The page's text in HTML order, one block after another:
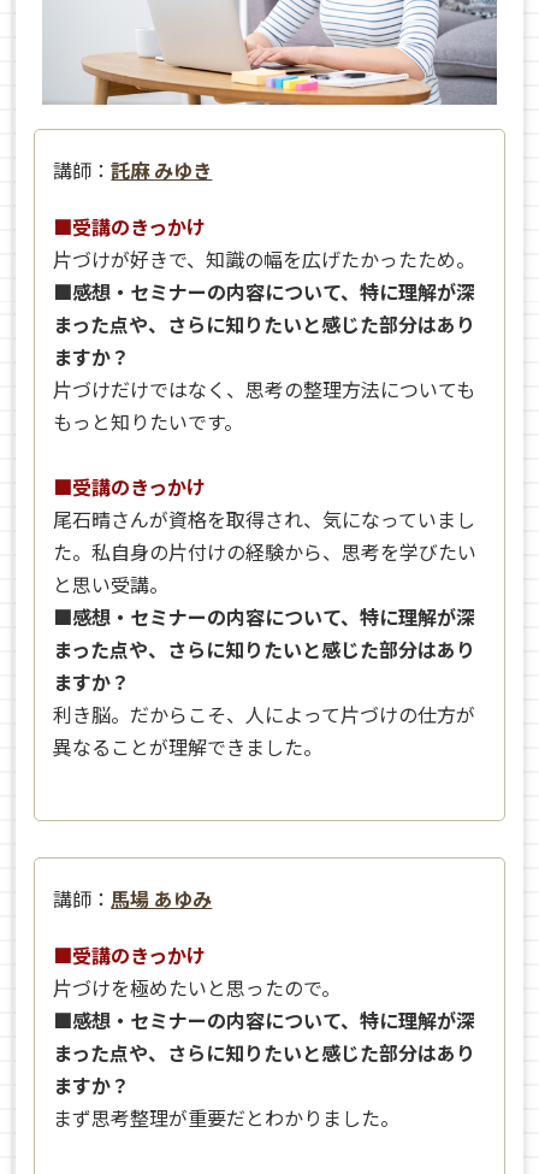
講師：託麻 みゆき
■受講のきっかけ
片づけが好きで、知識の幅を広げたかったため。
■感想・セミナーの内容について、特に理解が深
まった点や、さらに知りたいと感じた部分はあり
ますか？
片づけだけではなく、思考の整理方法についても
もっと知りたいです。
■受講のきっかけ
尾石晴さんが資格を取得され、気になっていまし
た。私自身の片付けの経験から、思考を学びたい
と思い受講。
■感想・セミナーの内容について、特に理解が深
まった点や、さらに知りたいと感じた部分はあり
ますか？
利き脳。だからこそ、人によって片づけの仕方が
異なることが理解できました。
講師：馬場 あゆみ
■受講のきっかけ
片づけを極めたいと思ったので。
■感想・セミナーの内容について、特に理解が深
まった点や、さらに知りたいと感じた部分はあり
ますか？
まず思考整理が重要だとわかりました。